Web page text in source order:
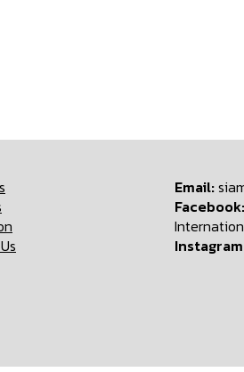
Email:
Facebook: